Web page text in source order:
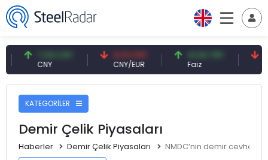
7,09 CNY 0,13 CNY
CNY/EUR
41,54 TRY 79,73
KATEGORİLER
Demir Çelik Piyasaları
Haberler Demir Çelik Piyasaları NMDC’nin demir cevheri